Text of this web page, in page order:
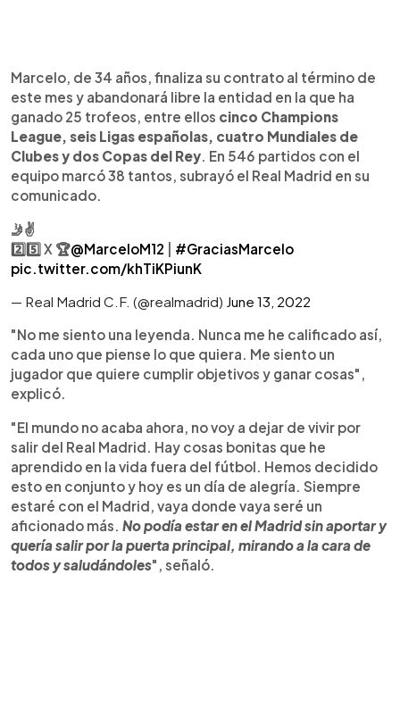
Marcelo, de 34 años, finaliza su contrato al término de
este mes y abandonará libre la entidad en la que ha
ganado 25 trofeos, entre ellos cinco Champions
League, seis Ligas españolas, cuatro Mundiales de
Clubes y dos Copas del Rey. En 546 partidos con el
equipo marcó 38 tantos, subrayó el Real Madrid en su
comunicado.
🤳✌️
2️⃣5️⃣ X 🏆@MarceloM12
#GraciasMarcelo
pic.twitter.com/khTiKPiunK
— Real Madrid C.F. (@realmadrid) June 13, 2022
"No me siento una leyenda. Nunca me he calificado así,
cada uno que piense lo que quiera. Me siento un
jugador que quiere cumplir objetivos y ganar cosas",
explicó.
"El mundo no acaba ahora, no voy a dejar de vivir por
salir del Real Madrid. Hay cosas bonitas que he
aprendido en la vida fuera del fútbol. Hemos decidido
esto en conjunto y hoy es un día de alegría. Siempre
estaré con el Madrid, vaya donde vaya seré un
aficionado más. No podía estar en el Madrid sin aportar y
quería salir por la puerta principal, mirando a la cara de
todos y saludándoles", señaló.